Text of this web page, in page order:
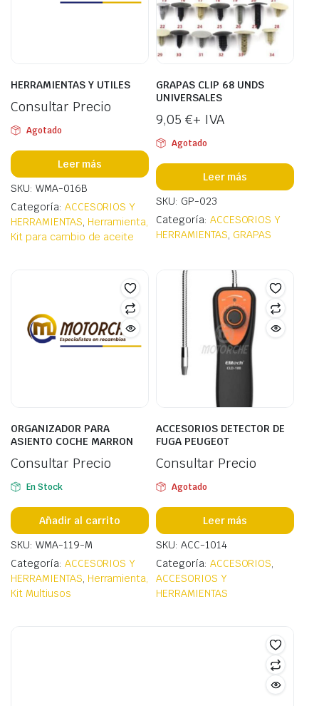
HERRAMIENTAS Y UTILES
Consultar Precio
Agotado
Leer más
SKU: WMA-016B
Categoría: ACCESORIOS Y
HERRAMIENTAS, Herramienta,
Kit para cambio de aceite
GRAPAS CLIP 68 UNDS
UNIVERSALES
9,05 €+ IVA
Agotado
Leer más
SKU: GP-023
Categoría: ACCESORIOS Y
HERRAMIENTAS, GRAPAS
ORGANIZADOR PARA
ASIENTO COCHE MARRON
Consultar Precio
En Stock
Añadir al carrito
SKU: WMA-119-M
Categoría: ACCESORIOS Y
HERRAMIENTAS, Herramienta,
Kit Multiusos
ACCESORIOS DETECTOR DE
FUGA PEUGEOT
Consultar Precio
Agotado
Leer más
SKU: ACC-1014
Categoría: ACCESORIOS,
ACCESORIOS Y
HERRAMIENTAS